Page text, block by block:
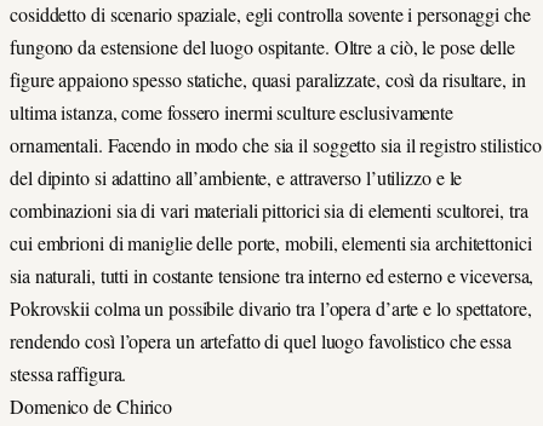
cosiddetto di scenario spaziale, egli controlla sovente i personaggi che
fungono da estensione del luogo ospitante. Oltre a ciò, le pose delle
figure appaiono spesso statiche, quasi paralizzate, così da risultare, in
ultima istanza, come fossero inermi sculture esclusivamente
ornamentali. Facendo in modo che sia il soggetto sia il registro stilistico
del dipinto si adattino all’ambiente, e attraverso l’utilizzo e le
combinazioni sia di vari materiali pittorici sia di elementi scultorei, tra
cui embrioni di maniglie delle porte, mobili, elementi sia architettonici
sia naturali, tutti in costante tensione tra interno ed esterno e viceversa,
Pokrovskii colma un possibile divario tra l’opera d’arte e lo spettatore,
rendendo così l’opera un artefatto di quel luogo favolistico che essa
stessa raffigura.
Domenico de Chirico